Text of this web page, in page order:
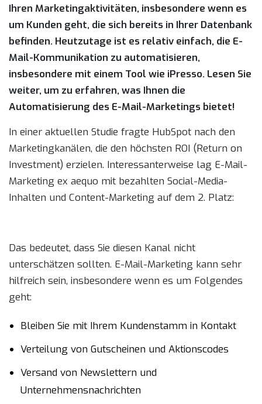
Ihren Marketingaktivitäten, insbesondere wenn es
um Kunden geht, die sich bereits in Ihrer Datenbank
befinden. Heutzutage ist es relativ einfach, die E-
Mail-Kommunikation zu automatisieren,
insbesondere mit einem Tool wie iPresso. Lesen Sie
weiter, um zu erfahren, was Ihnen die
Automatisierung des E-Mail-Marketings bietet!
In einer aktuellen Studie fragte HubSpot nach den
Marketingkanälen, die den höchsten ROI (Return on
Investment) erzielen. Interessanterweise lag E-Mail-
Marketing ex aequo mit bezahlten Social-Media-
Inhalten und Content-Marketing auf dem 2. Platz:
Das bedeutet, dass Sie diesen Kanal nicht
unterschätzen sollten. E-Mail-Marketing kann sehr
hilfreich sein, insbesondere wenn es um Folgendes
geht:
Bleiben Sie mit Ihrem Kundenstamm in Kontakt
Verteilung von Gutscheinen und Aktionscodes
Versand von Newslettern und
Unternehmensnachrichten